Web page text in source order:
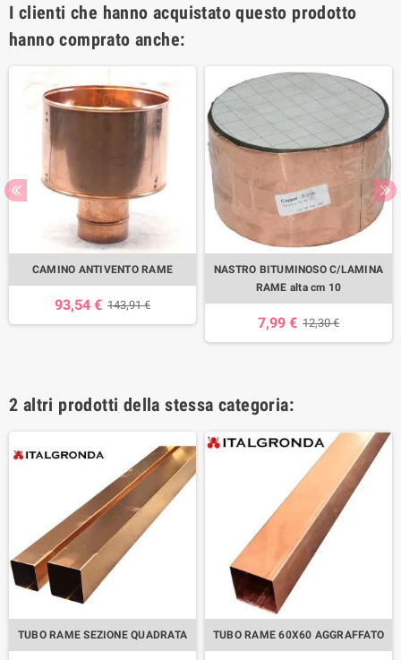
I clienti che hanno acquistato questo prodotto
hanno comprato anche:
CAMINO ANTIVENTO RAME
93,54 € 143,91 €
NASTRO BITUMINOSO C/LAMINA
RAME alta cm 10
7,99 € 12,30 €
2 altri prodotti della stessa categoria:
TUBO RAME SEZIONE QUADRATA TUBO RAME 60X60 AGGRAFFATO